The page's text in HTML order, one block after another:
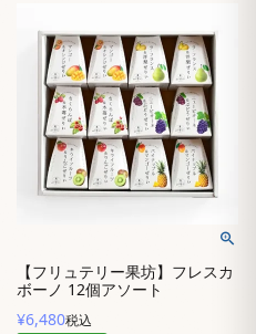
【フリュテリー果坊】フレスカ
ボーノ 12個アソート
¥6,480税込